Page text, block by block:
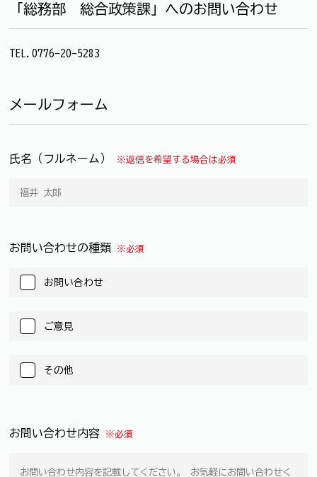
「総務部 総合政策課」へのお問い合わせ
TEL.0776-20-5283
メールフォーム
氏名（フルネーム） ※返信を希望する場合は必須
お問い合わせの種類 ※必須
お問い合わせ
ご意見
その他
お問い合わせ内容 ※必須